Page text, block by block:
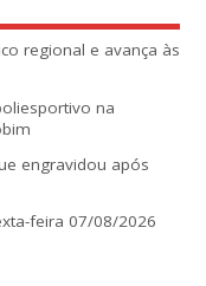
regional e avança às
na
engravidou após
feira 07/08/2026